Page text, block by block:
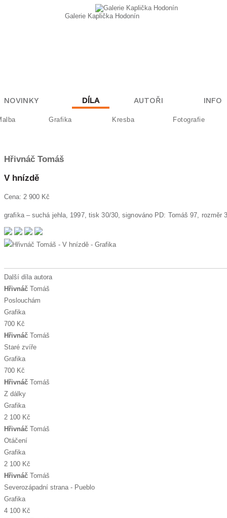
Galerie Kaplička Hodonín
NOVINKY DÍLA AUTOŘI INFO
Grafika Kresba Fotografie
Hřivnáč Tomáš
V hnízdě
Cena: 2 900 Kč
grafika – suchá jehla, 1997, tisk 30/30, signováno PD: Tomáš 97,
Další díla autora
Hřivnáč Tomáš
Poslouchám
Grafika
700 Kč
Hřivnáč Tomáš
Staré zvíře
Grafika
700 Kč
Hřivnáč Tomáš
Z dálky
Grafika
2 100 Kč
Hřivnáč Tomáš
Otáčení
Grafika
2 100 Kč
Hřivnáč Tomáš
Severozápadní strana - Pueblo
Grafika
4 100 Kč